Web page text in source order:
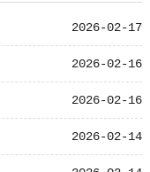
2026-02-17
2026-02-16
2026-02-16
2026-02-14